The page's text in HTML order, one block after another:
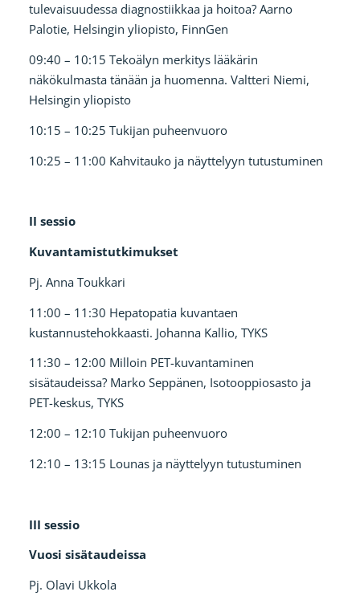
tulevaisuudessa diagnostiikkaa ja hoitoa? Aarno
Palotie, Helsingin yliopisto, FinnGen
09:40 – 10:15 Tekoälyn merkitys lääkärin
näkökulmasta tänään ja huomenna. Valtteri Niemi,
Helsingin yliopisto
10:15 – 10:25 Tukijan puheenvuoro
10:25 – 11:00 Kahvitauko ja näyttelyyn tutustuminen
II sessio
Kuvantamistutkimukset
Pj. Anna Toukkari
11:00 – 11:30 Hepatopatia kuvantaen
kustannustehokkaasti. Johanna Kallio, TYKS
11:30 – 12:00 Milloin PET-kuvantaminen
sisätaudeissa? Marko Seppänen, Isotooppiosasto ja
PET-keskus, TYKS
12:00 – 12:10 Tukijan puheenvuoro
12:10 – 13:15 Lounas ja näyttelyyn tutustuminen
III sessio
Vuosi sisätaudeissa
Pj. Olavi Ukkola